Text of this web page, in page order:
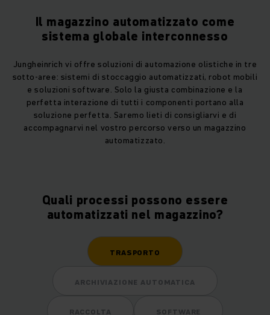
Il magazzino automatizzato come
sistema globale interconnesso
Jungheinrich vi offre soluzioni di automazione olistiche in tre
sotto-aree: sistemi di stoccaggio automatizzati, robot mobili
e soluzioni software. Solo la giusta combinazione e la
perfetta interazione di tutti i componenti portano alla
soluzione perfetta. Saremo lieti di consigliarvi e di
accompagnarvi nel vostro percorso verso un magazzino
automatizzato.
Quali processi possono essere
automatizzati nel magazzino?
TRASPORTO
ARCHIVIAZIONE AUTOMATICA
RACCOLTA SOFTWARE